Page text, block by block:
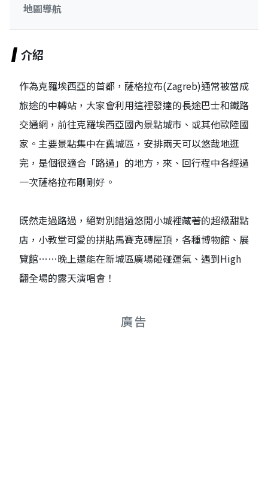
地圖導航
介紹
作為克羅埃西亞的首都，薩格拉布(Zagreb)通常被當成
旅途的中轉站，大家會利用這裡發達的長途巴士和鐵路
交通網，前往克羅埃西亞國內景點城市、或其他歐陸國
家。主要景點集中在舊城區，安排兩天可以悠哉地逛
完，是個很適合「路過」的地方，來、回行程中各經過
一次薩格拉布剛剛好。
既然走過路過，絕對別錯過悠閒小城裡藏著的超級甜點
店，小教堂可愛的拼貼馬賽克磚屋頂，各種博物館、展
覽館……晚上還能在新城區廣場碰碰運氣、遇到High
翻全場的露天演唱會！
廣告